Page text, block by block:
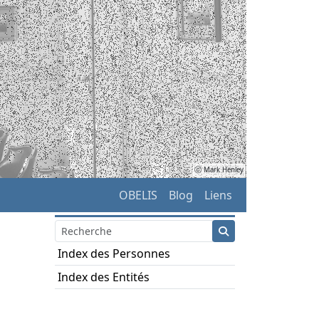
ⓒ Mark Henley
OBELIS Blog Liens
Index des Personnes
Index des Entités